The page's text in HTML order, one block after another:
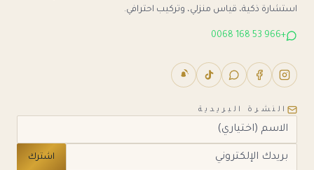
استشارة ذكية، قياس منزلي، وتركيب احترافي.
+966 53 168 0068
النشرة البريدية
اشترك